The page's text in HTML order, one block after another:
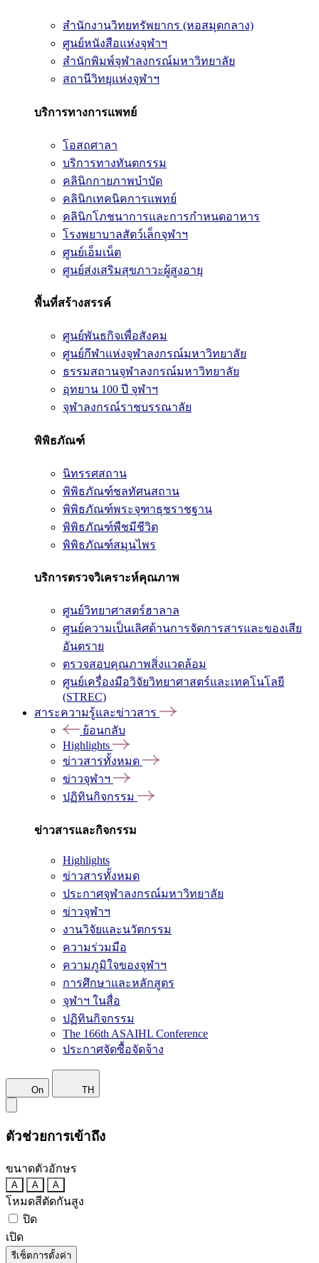
สำนักงานวิทยทรัพยากร (หอสมุดกลาง)
ศูนย์หนังสือแห่งจุฬาฯ
สำนักพิมพ์จุฬาลงกรณ์มหาวิทยาลัย
สถานีวิทยุแห่งจุฬาฯ
บริการทางการแพทย์
โอสถศาลา
บริการทางทันตกรรม
คลินิกกายภาพบำบัด
คลินิกเทคนิคการแพทย์
คลินิกโภชนาการและการกำหนดอาหาร
โรงพยาบาลสัตว์เล็กจุฬาฯ
ศูนย์เอ็มเน็ต
ศูนย์ส่งเสริมสุขภาวะผู้สูงอายุ
พื้นที่สร้างสรรค์
ศูนย์พันธกิจเพื่อสังคม
ศูนย์กีฬาแห่งจุฬาลงกรณ์มหาวิทยาลัย
ธรรมสถานจุฬาลงกรณ์มหาวิทยาลัย
อุทยาน 100 ปี จุฬาฯ
จุฬาลงกรณ์ราชบรรณาลัย
พิพิธภัณฑ์
นิทรรศสถาน
พิพิธภัณฑ์ชลทัศนสถาน
พิพิธภัณฑ์พระจุฑาธุชราชฐาน
พิพิธภัณฑ์พืชมีชีวิต
พิพิธภัณฑ์สมุนไพร
บริการตรวจวิเคราะห์คุณภาพ
ศูนย์วิทยาศาสตร์ฮาลาล
ศูนย์ความเป็นเลิศด้านการจัดการสารและของเสีย
อันตราย
ตรวจสอบคุณภาพสิ่งแวดล้อม
ศูนย์เครื่องมือวิจัยวิทยาศาสตร์และเทคโนโลยี
(STREC)
สาระความรู้และข่าวสาร
ย้อนกลับ
Highlights
ข่าวสารทั้งหมด
ข่าวจุฬาฯ
ปฏิทินกิจกรรม
ข่าวสารและกิจกรรม
Highlights
ข่าวสารทั้งหมด
ประกาศจุฬาลงกรณ์มหาวิทยาลัย
ข่าวจุฬาฯ
งานวิจัยและนวัตกรรม
ความร่วมมือ
ความภูมิใจของจุฬาฯ
การศึกษาและหลักสูตร
จุฬาฯ ในสื่อ
ปฏิทินกิจกรรม
The 166th ASAIHL Conference
ประกาศจัดซื้อจัดจ้าง
On TH
ตัวช่วยการเข้าถึง
ขนาดตัวอักษร
A A A
โหมดสีตัดกันสูง
ปิด
เปิด
รีเซ็ตการตั้งค่า